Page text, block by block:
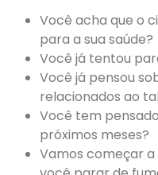
Você acha que o
para a sua saúde?
Você já tentou
Você já pensou
relacionados ao
Você tem
próximos meses?
Vamos começar